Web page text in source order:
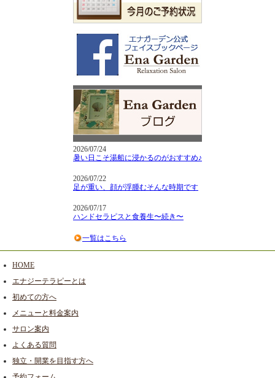
2026/07/24
暑い日こそ湯船に浸かるのがおすすめ♪
2026/07/22
足が重い、顔が浮腫むそんな時期です
2026/07/17
ハンドセラピスと食養生〜続き〜
一覧はこちら
HOME
エナジーテラピーとは
初めての方へ
メニューと料金案内
サロン案内
よくある質問
独立・開業を目指す方へ